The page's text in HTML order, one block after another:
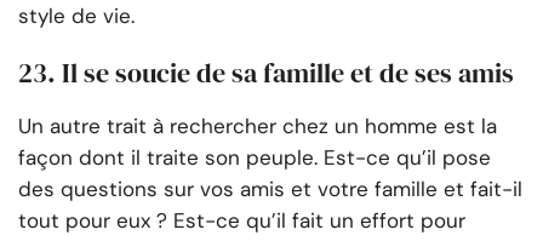
style de vie.
23. Il se soucie de sa famille et de ses amis
Un autre trait à rechercher chez un homme est la
façon dont il traite son peuple. Est-ce qu’il pose
des questions sur vos amis et votre famille et fait-il
tout pour eux ? Est-ce qu’il fait un effort pour